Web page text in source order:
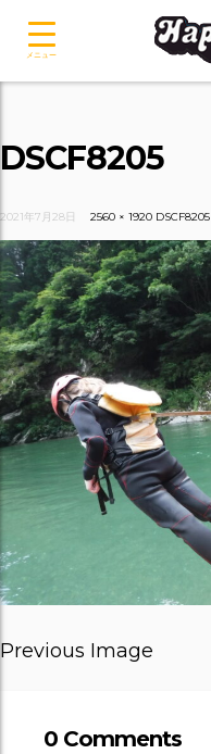
DSCF8205
2021年7月28日 2560 × 1920 DSCF8205
Previous Image
0 Comments
メニュー